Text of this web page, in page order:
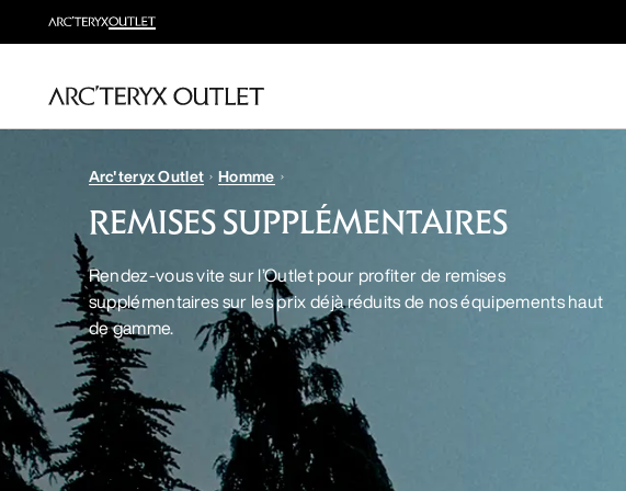
Arc'teryx Outlet Homme
REMISES SUPPLÉMENTAIRES
Rendez-vous vite sur l’Outlet pour profiter de remises
supplémentaires sur les prix déjà réduits de nos équipements haut
de gamme.